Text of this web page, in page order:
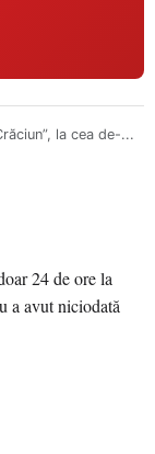
la cea de-...